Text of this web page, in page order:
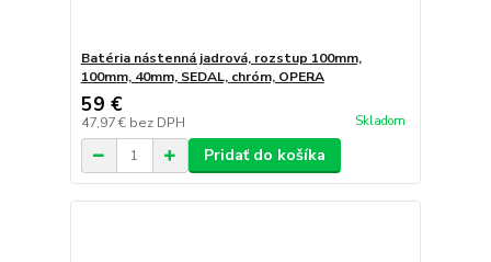
Batéria nástenná jadrová, rozstup 100mm,
100mm, 40mm, SEDAL, chróm, OPERA
59 €
47,97 € bez DPH Skladom
Pridať do košíka